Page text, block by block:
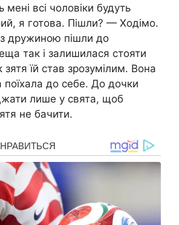
всі чоловіки будуть
я готова. Пішли? — Ходімо.
дружиною пішли до
так і залишилася стояти
зятя їй став зрозумілим. Вона
поїхала до себе. До дочки
лише у свята, щоб
не бачити.